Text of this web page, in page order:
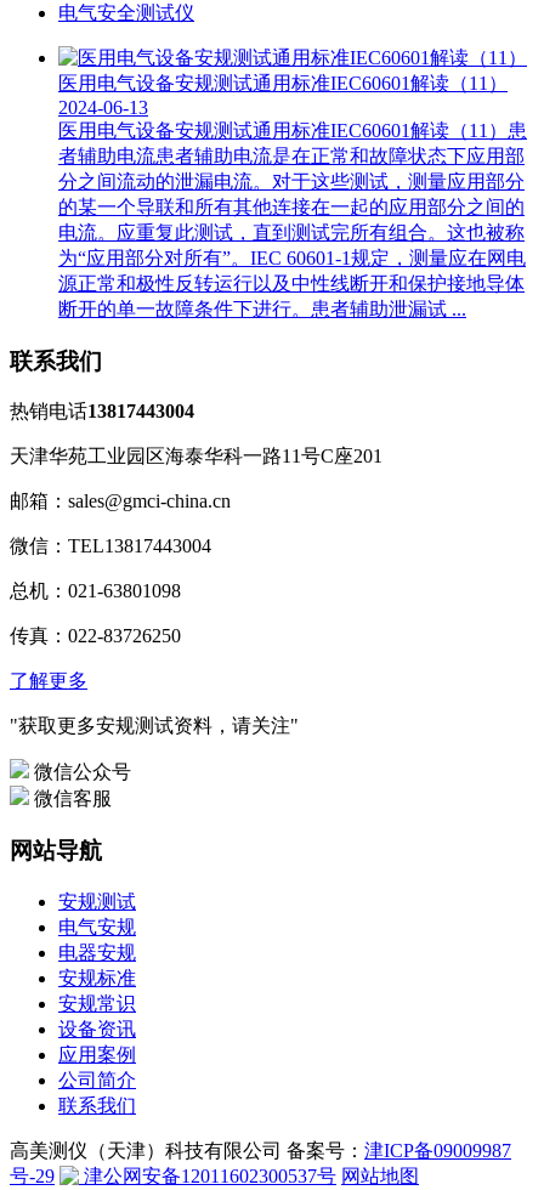
电气安全测试仪
医用电气设备安规测试通用标准IEC60601解读（11）
2024-06-13
医用电气设备安规测试通用标准IEC60601解读（11）患
者辅助电流患者辅助电流是在正常和故障状态下应用部
分之间流动的泄漏电流。对于这些测试，测量应用部分
的某一个导联和所有其他连接在一起的应用部分之间的
电流。应重复此测试，直到测试完所有组合。这也被称
为“应用部分对所有”。IEC 60601-1规定，测量应在网电
源正常和极性反转运行以及中性线断开和保护接地导体
断开的单一故障条件下进行。患者辅助泄漏试 ...
联系我们
热销电话13817443004
天津华苑工业园区海泰华科一路11号C座201
邮箱：sales@gmci-china.cn
微信：TEL13817443004
总机：021-63801098
传真：022-83726250
了解更多
"获取更多安规测试资料，请关注"
微信公众号
微信客服
网站导航
安规测试
电气安规
电器安规
安规标准
安规常识
设备资讯
应用案例
公司简介
联系我们
高美测仪（天津）科技有限公司 备案号： 津ICP备09009987
号-29
津公网安备12011602300537号 网站地图